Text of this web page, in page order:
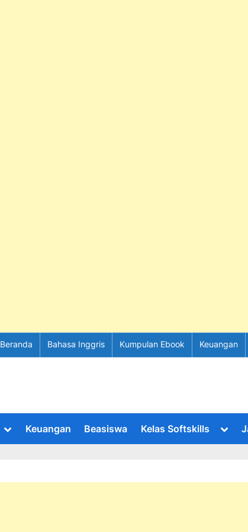
Beranda Bahasa Inggris Kumpulan Ebook Keuangan
Toggle
menu
Keuangan Beasiswa Kelas Softskills
menu